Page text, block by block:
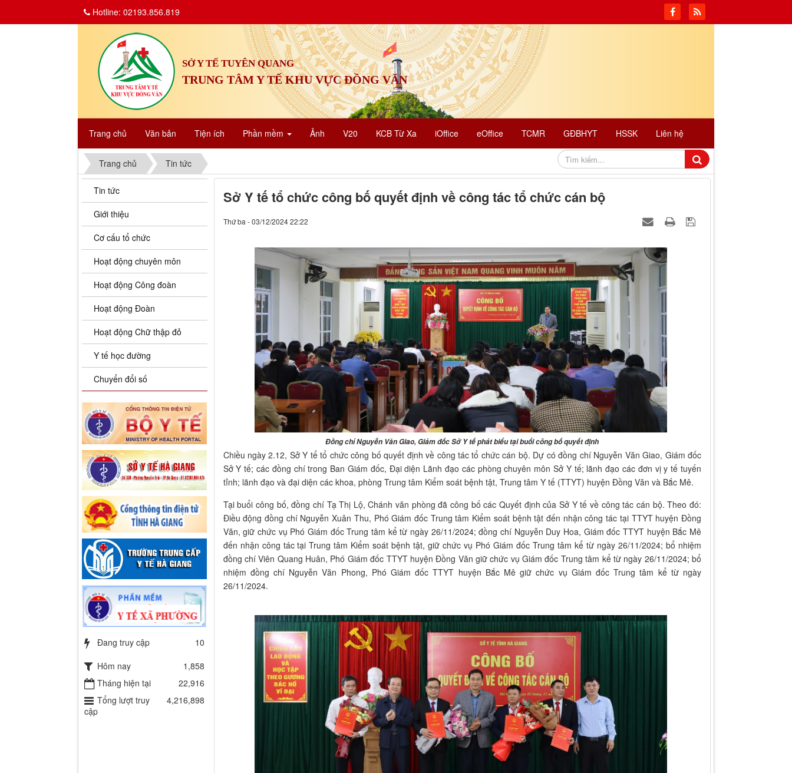
SỞ Y TẾ TUYÊN QUANG
TRUNG TÂM Y TẾ KHU VỰC ĐỒNG VĂN
Trang chủ Văn bản Tiện ích Phần mềm Ảnh V20 KCB Từ Xa iOffice eOffice TCMR GĐBHYT HSSK Liên hệ
Hotline: 02193.856.819
Trang chủ Tin tức
Sở Y tế tổ chức công bố quyết định về công tác tổ chức cán bộ
Thứ ba - 03/12/2024 22:22
Đồng chí Nguyễn Văn Giao, Giám đốc Sở Y tế phát biểu tại buổi công bố quyết định
Chiều ngày 2.12, Sở Y tể tổ chức công bố quyết định về công tác tổ chức cán bộ. Dự có đồng chí Nguyễn Văn Giao, Giám đốc
Sở Y tế; các đồng chí trong Ban Giám đốc, Đại diện Lãnh đạo các phòng chuyên môn Sở Y tế; lãnh đạo các đơn vị y tế tuyến
tỉnh; lãnh đạo và đại diện các khoa, phòng Trung tâm Kiểm soát bệnh tật, Trung tâm Y tế (TTYT) huyện Đồng Văn và Bắc Mê.
Tại buổi công bố, đồng chí Tạ Thị Lộ, Chánh văn phòng đã công bố các Quyết định của Sở Y tế về công tác cán bộ. Theo đó:
Điều động đồng chí Nguyễn Xuân Thu, Phó Giám đốc Trung tâm Kiểm soát bệnh tật đến nhận công tác tại TTYT huyện Đồng
Văn, giữ chức vụ Phó Giám đốc Trung tâm kể từ ngày 26/11/2024; đồng chí Nguyễn Duy Hoa, Giám đốc TTYT huyện Bắc Mê
đến nhận công tác tại Trung tâm Kiểm soát bệnh tật, giữ chức vụ Phó Giám đốc Trung tâm kể từ ngày 26/11/2024; bổ nhiệm
đồng chí Viên Quang Huân, Phó Giám đốc TTYT huyện Đồng Văn giữ chức vụ Giám đốc Trung tâm kể từ ngày 26/11/2024; bổ
nhiệm đồng chí Nguyễn Văn Phong, Phó Giám đốc TTYT huyện Bắc Mê giữ chức vụ Giám đốc Trung tâm kể từ ngày
26/11/2024.
Tin tức
Giới thiệu
Cơ cấu tổ chức
Hoạt động chuyên môn
Hoạt động Công đoàn
Hoạt động Đoàn
Hoạt động Chữ thập đỏ
Y tế học đường
Chuyển đổi số
Đang truy cập
10
Hôm nay
1,858
Tháng hiện tại
22,916
Tổng lượt truy
cập
4,216,898